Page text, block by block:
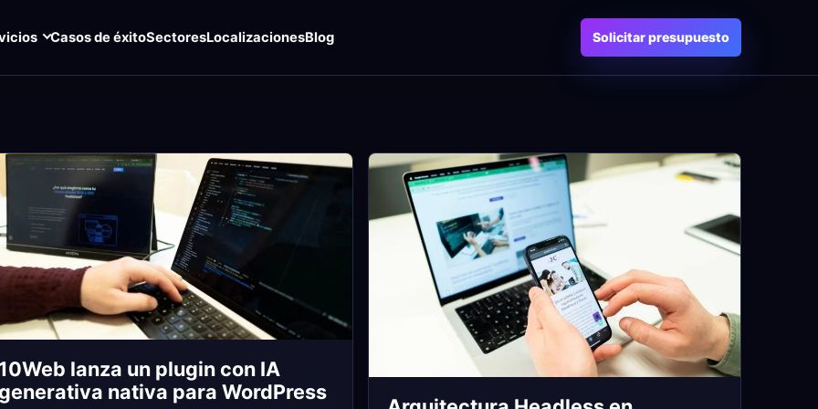
Casos de éxitoSectoresLocalizacionesBlog Solicitar presupuesto
10Web lanza un plugin con IA
generativa nativa para WordPress